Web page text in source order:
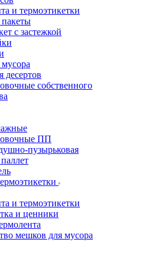
и термоэтикетки
пакеты
с застежкой
десертов
собственного
ПП
пузырьковая
и термоэтикетки
и ценники
мешков для мусора